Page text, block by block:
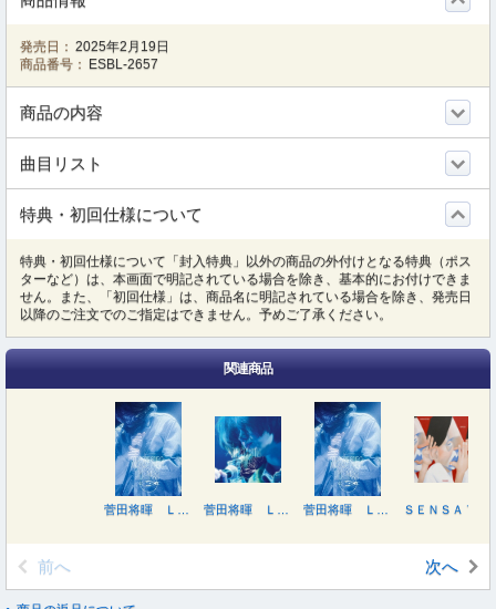
発売日： 2025年2月19日
商品番号：
ESBL-2657
商品の内容
曲目リスト
特典・初回仕様について
特典・初回仕様について「封入特典」以外の商品の外付けとなる特典（ポス
ターなど）は、本画面で明記されている場合を除き、基本的にお付けできま
せん。また、「初回仕様」は、商品名に明記されている場合を除き、発売日
以降のご注文でのご指定はできません。予めご了承ください。
関連商品
前へ 次へ